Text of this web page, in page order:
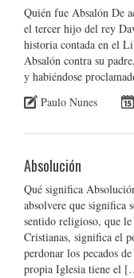
Quién fue Absalón De
el tercer hijo del rey
historia contada en el
Absalón contra su
y habiéndose
Paulo Nunes
Absolución
Qué significa
absolvere que significa
sentido religioso, que
Cristianas, significa el
perdonar los pecados
propia Iglesia tiene el